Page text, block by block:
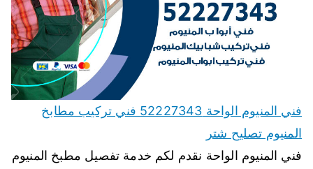
فني المنيوم الواحة 52227343 فني تركيب مطابخ
المنيوم تصليح شتر
فني المنيوم الواحة نقدم لكم خدمة تفصيل مطبخ المنيوم